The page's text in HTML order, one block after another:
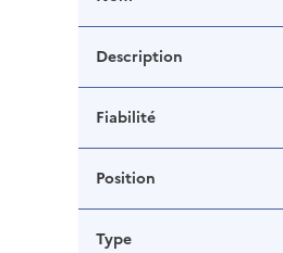
Description
Fiabilité
Position
Type